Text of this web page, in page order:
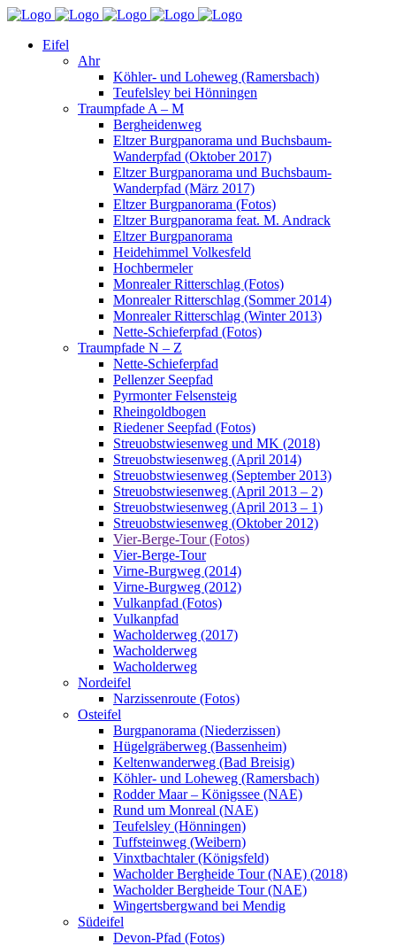
Eifel
Ahr
Köhler- und Loheweg (Ramersbach)
Teufelsley bei Hönningen
Traumpfade A – M
Bergheidenweg
Eltzer Burgpanorama und Buchsbaum-
Wanderpfad (Oktober 2017)
Eltzer Burgpanorama und Buchsbaum-
Wanderpfad (März 2017)
Eltzer Burgpanorama (Fotos)
Eltzer Burgpanorama feat. M. Andrack
Eltzer Burgpanorama
Heidehimmel Volkesfeld
Hochbermeler
Monrealer Ritterschlag (Fotos)
Monrealer Ritterschlag (Sommer 2014)
Monrealer Ritterschlag (Winter 2013)
Nette-Schieferpfad (Fotos)
Traumpfade N – Z
Nette-Schieferpfad
Pellenzer Seepfad
Pyrmonter Felsensteig
Rheingoldbogen
Riedener Seepfad (Fotos)
Streuobstwiesenweg und MK (2018)
Streuobstwiesenweg (April 2014)
Streuobstwiesenweg (September 2013)
Streuobstwiesenweg (April 2013 – 2)
Streuobstwiesenweg (April 2013 – 1)
Streuobstwiesenweg (Oktober 2012)
Vier-Berge-Tour (Fotos)
Vier-Berge-Tour
Virne-Burgweg (2014)
Virne-Burgweg (2012)
Vulkanpfad (Fotos)
Vulkanpfad
Wacholderweg (2017)
Wacholderweg
Wacholderweg
Nordeifel
Narzissenroute (Fotos)
Osteifel
Burgpanorama (Niederzissen)
Hügelgräberweg (Bassenheim)
Keltenwanderweg (Bad Breisig)
Köhler- und Loheweg (Ramersbach)
Rodder Maar – Königssee (NAE)
Rund um Monreal (NAE)
Teufelsley (Hönningen)
Tuffsteinweg (Weibern)
Vinxtbachtaler (Königsfeld)
Wacholder Bergheide Tour (NAE) (2018)
Wacholder Bergheide Tour (NAE)
Wingertsbergwand bei Mendig
Südeifel
Devon-Pfad (Fotos)